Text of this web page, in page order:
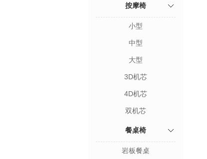
按摩椅
小型
中型
大型
3D机芯
4D机芯
双机芯
餐桌椅
岩板餐桌